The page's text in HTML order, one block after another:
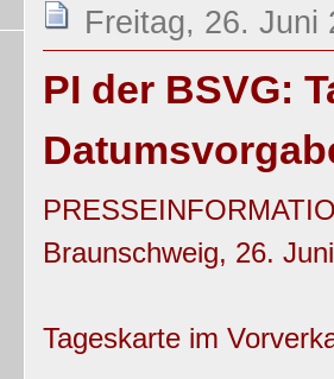
Freitag, 26. Juni
PI der BSVG:
Braunschweig, 26.
Tageskarte im